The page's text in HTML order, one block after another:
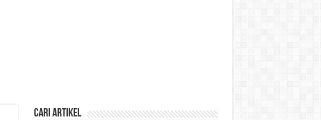
Cari Artikel